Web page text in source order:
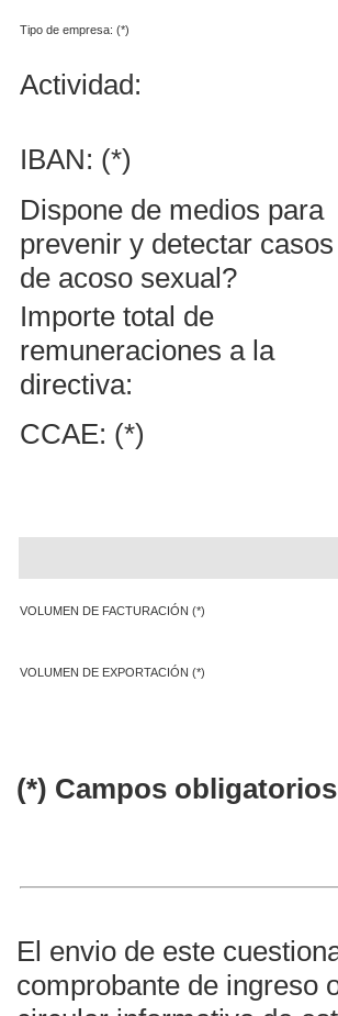
Tipo de empresa: (*)
Actividad:
IBAN: (*)
Dispone de medios para
prevenir y detectar casos
de acoso sexual?
Importe total de
remuneraciones a la
directiva:
CCAE: (*)
VOLUMEN DE FACTURACIÓN (*)
VOLUMEN DE EXPORTACIÓN (*)
(*) Campos obligatorios
El envio de este
comprobante de ingreso